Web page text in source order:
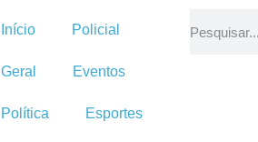
Início Policial
Geral Eventos
Política Esportes